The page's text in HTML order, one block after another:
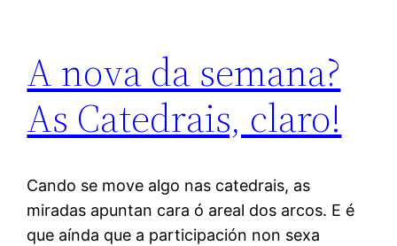
A nova da semana?
As Catedrais, claro!
Cando se move algo nas catedrais, as
miradas apuntan cara ó areal dos arcos. E é
que aínda que a participación non sexa